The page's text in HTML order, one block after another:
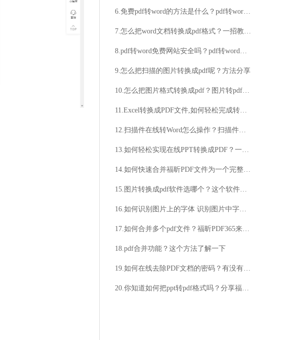
6.免费pdf转word的方法是什么？pdf转word的操作步骤来啦
7.怎么把word文档转换成pdf格式？一招教大家学会
8.pdf转word免费网站安全吗？pdf转word网站有哪些？
9.怎么把扫描的图片转换成pdf呢？方法分享
10.怎么把图片格式转换成pdf？图片转pdf步骤分享
11.Excel转换成PDF文件,如何轻松完成转换？
12.扫描件在线转Word怎么操作？扫描件转Word的方法推荐
13.如何轻松实现在线PPT转换成PDF？一个实用的方法传授给你！
14.如何快速合并福昕PDF文件为一个完整的PDF？福昕PDF合并工具能否帮助实现多个PDF文件的合并？
15.图片转换成pdf软件选哪个？这个软件免费且好用
16.如何识别图片上的字体 识别图片中字体的方法
17.如何合并多个pdf文件？福昕PDF365来帮你
18.pdf合并功能？这个方法了解一下
19.如何在线去除PDF文档的密码？有没有在线工具可以去除PDF文档的密码？
20.你知道如何把ppt转pdf格式吗？分享福昕PDF365转换教程